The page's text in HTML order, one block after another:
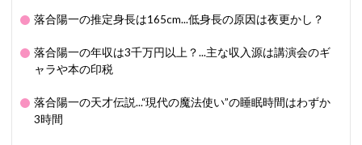
落合陽一の推定身長は165cm...低身長の原因は夜更かし？
落合陽一の年収は3千万円以上？...主な収入源は講演会のギ
ャラや本の印税
落合陽一の天才伝説...“現代の魔法使い”の睡眠時間はわずか
3時間